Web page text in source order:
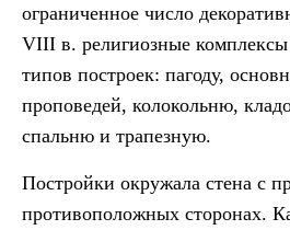
ограниченное число
VIII в. религиозные
типов построек: пагоду,
проповедей, колокольню,
спальню и трапезную.
Постройки окружала стена с
противоположных сторонах.